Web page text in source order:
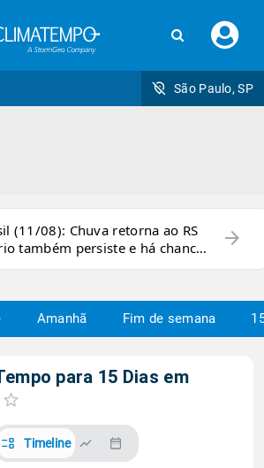
seu
São Paulo, SP
(11/08): Chuva retorna ao RS
também persiste e há chance
arrow_forward
Amanhã Fim de semana
para 15 Dias em
Timeline